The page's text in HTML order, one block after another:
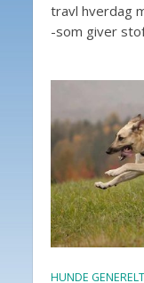
travl hverdag
-som giver
HUNDE GENERELT